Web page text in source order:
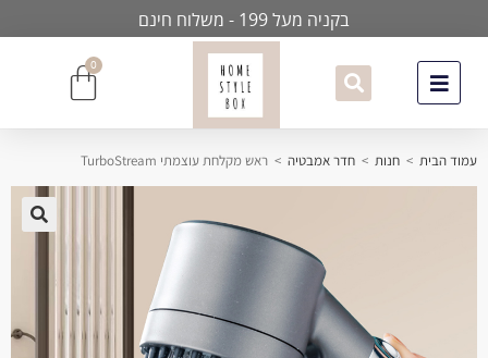
בקניה מעל 199 - משלוח חינם
0
עמוד הבית > חנות > חדר אמבטיה > ראש מקלחת עוצמתי TurboStream